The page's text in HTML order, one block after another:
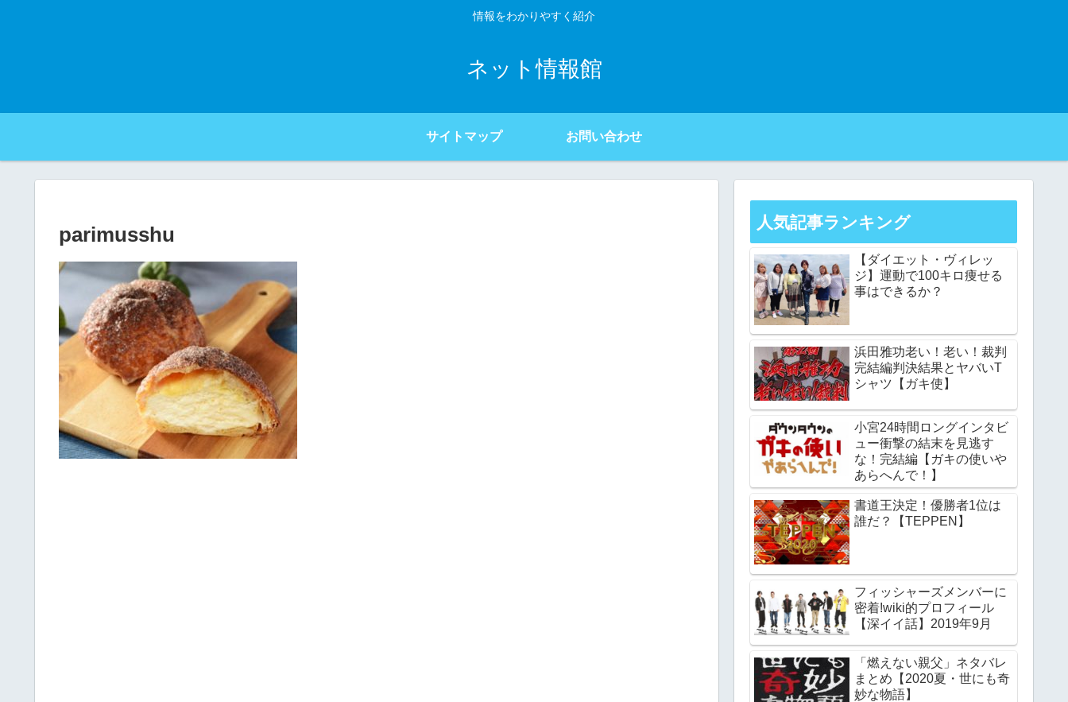
情報をわかりやすく紹介
ネット情報館
サイトマップ お問い合わせ
parimusshu
人気記事ランキング
【ダイエット・ヴィレッ
ジ】運動で100キロ痩せる
事はできるか？
浜田雅功老い！老い！裁判
完結編判決結果とヤバいT
シャツ【ガキ使】
小宮24時間ロングインタビ
ュー衝撃の結末を見逃す
な！完結編【ガキの使いや
あらへんで！】
書道王決定！優勝者1位は
誰だ？【TEPPEN】
フィッシャーズメンバーに
密着!wiki的プロフィール
【深イイ話】2019年9月
「燃えない親父」ネタバレ
まとめ【2020夏・世にも奇
妙な物語】